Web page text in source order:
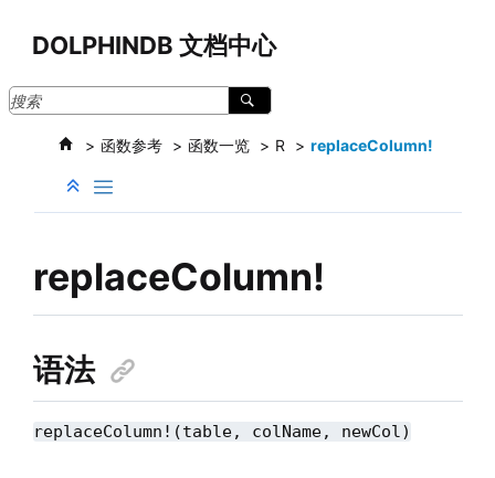
DOLPHINDB 文档中心
函数参考 函数一览 R replaceColumn!
replaceColumn!
语法
replaceColumn!(table, colName, newCol)